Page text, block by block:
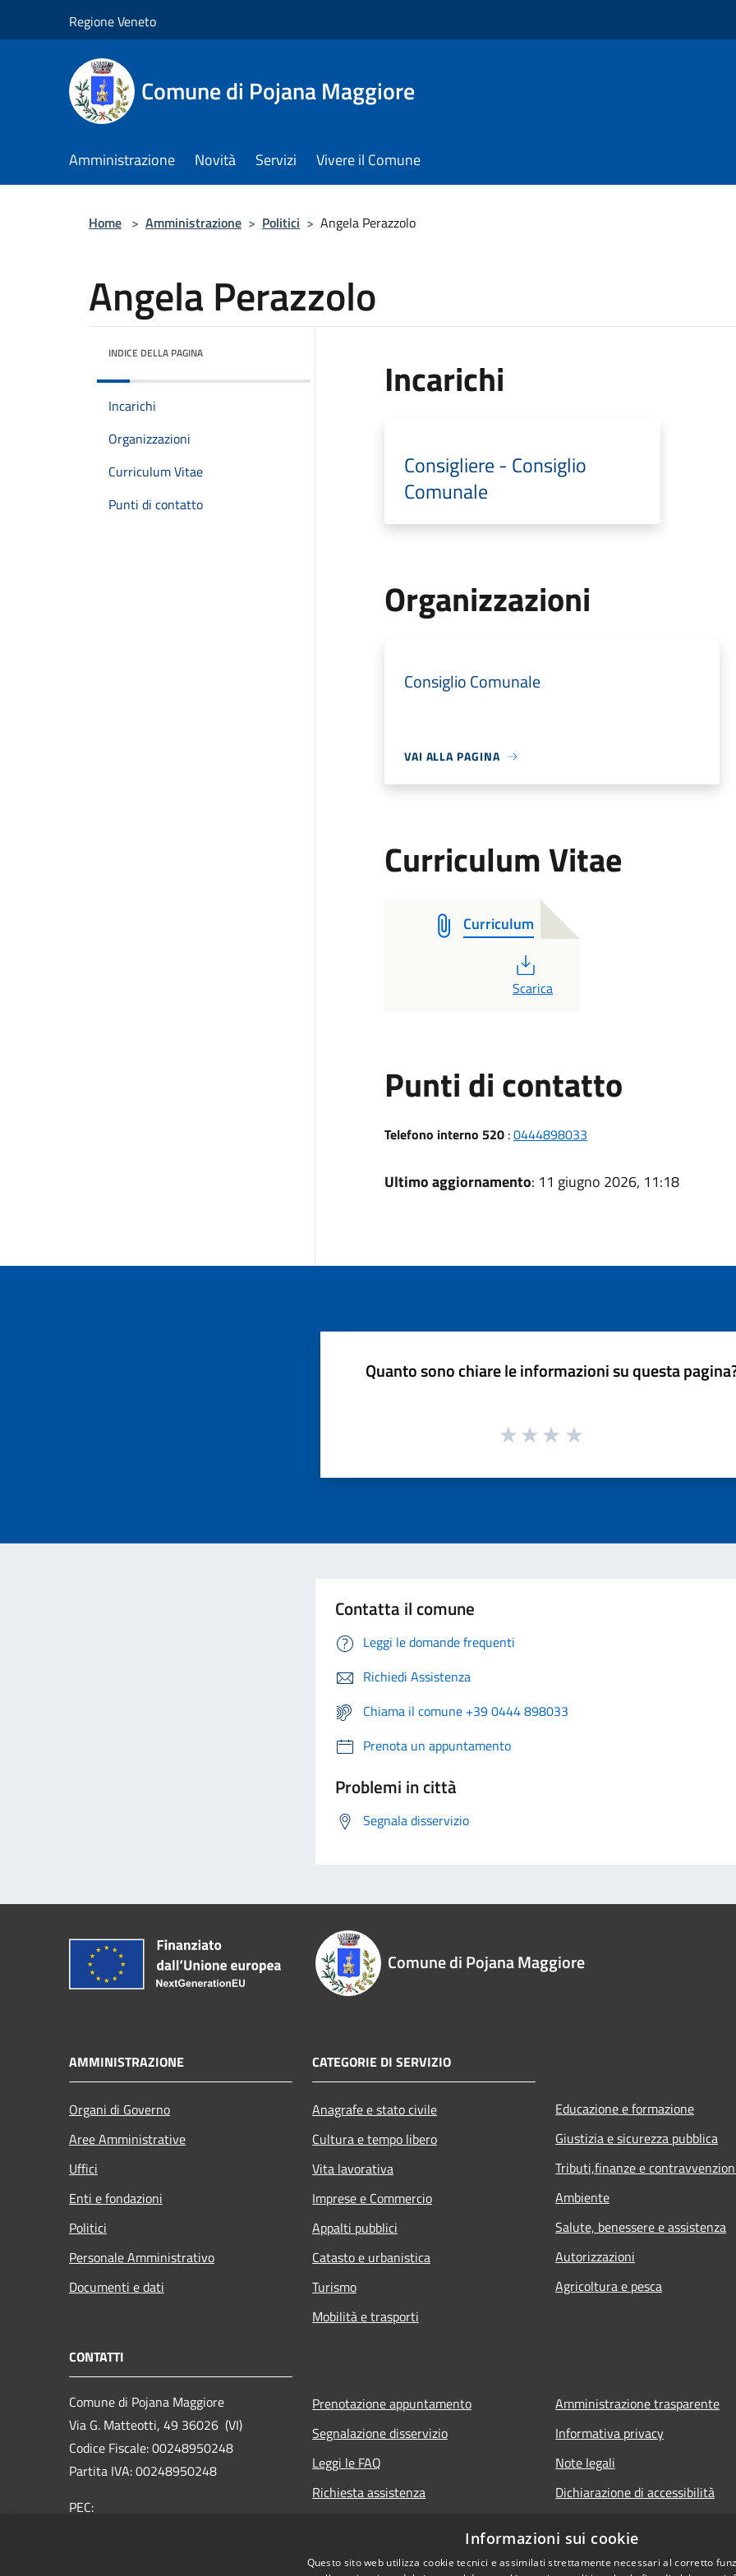
Regione Veneto
Comune di Pojana Maggiore
Amministrazione Novità Servizi Vivere il Comune
Home > Amministrazione > Politici > Angela Perazzolo
Angela Perazzolo
INDICE DELLA PAGINA
Incarichi
Organizzazioni
Curriculum Vitae
Punti di contatto
Incarichi
Consigliere - Consiglio
Comunale
Organizzazioni
Consiglio Comunale
VAI ALLA PAGINA
Curriculum Vitae
Curriculum
PDF
Scarica
Punti di contatto
Telefono interno 520:0444898033
Ultimo aggiornamento: 11 giugno 2026, 11:18
Quanto sono chiare le informazioni su questa
Contatta il comune
Leggi le domande frequenti
Richiedi Assistenza
Chiama il comune +39 0444 898033
Prenota un appuntamento
Problemi in città
Segnala disservizio
Comune di Pojana Maggiore
AMMINISTRAZIONE
Organi di Governo
Aree Amministrative
Uffici
Enti e fondazioni
Politici
Personale Amministrativo
Documenti e dati
CATEGORIE DI SERVIZIO
Anagrafe e stato civile
Cultura e tempo libero
Vita lavorativa
Imprese e Commercio
Appalti pubblici
Catasto e urbanistica
Turismo
Mobilità e trasporti
Educazione e formazione
Giustizia e sicurezza pubblica
Tributi,finanze e
Ambiente
Salute, benessere e assistenza
Autorizzazioni
Agricoltura e pesca
CONTATTI
Comune di Pojana Maggiore
Via G. Matteotti, 49 36026 (VI)
Codice Fiscale: 00248950248
Partita IVA: 00248950248
PEC:
Prenotazione appuntamento
Segnalazione disservizio
Leggi le FAQ
Richiesta assistenza
Amministrazione trasparente
Informativa privacy
Note legali
Dichiarazione di accessibilità
Informazioni sui cookie
Questo sito web utilizza cookie tecnici e assimilati strettamente necessari al corretto